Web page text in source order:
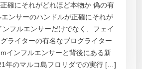
確にそれがどれほど本物か 偽の有
ンサーのハンドルが正確にそれが
ンフルエンサーだけでなく、フェイ
ライターの有名なブログライター
インフルエンサーと背後にある新
年のマルコ島フロリダでの実行 […]